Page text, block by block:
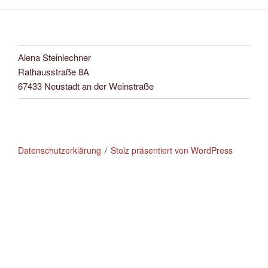
Alena Steinlechner
Rathausstraße 8A
67433 Neustadt an der Weinstraße
Datenschutzerklärung Stolz präsentiert von WordPress